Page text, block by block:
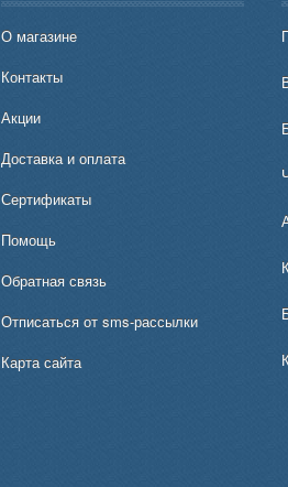
О магазине
Контакты
Акции
Доставка и оплата
Сертификаты
Помощь
Обратная связь
Отписаться от sms-рассылки
Карта сайта